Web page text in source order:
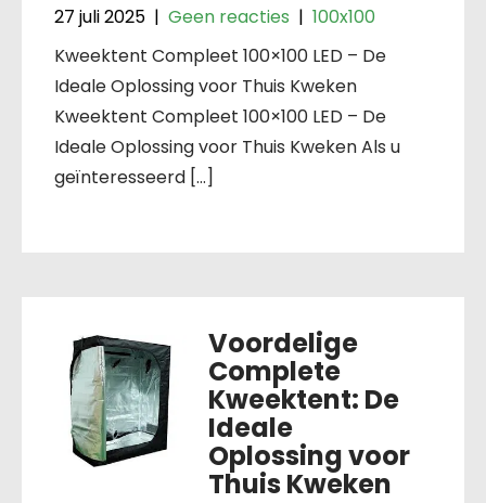
27 juli 2025 | Geen reacties | 100x100
Kweektent Compleet 100×100 LED – De
Ideale Oplossing voor Thuis Kweken
Kweektent Compleet 100×100 LED – De
Ideale Oplossing voor Thuis Kweken Als u
geïnteresseerd […]
Voordelige
Complete
Kweektent: De
Ideale
Oplossing voor
Thuis Kweken